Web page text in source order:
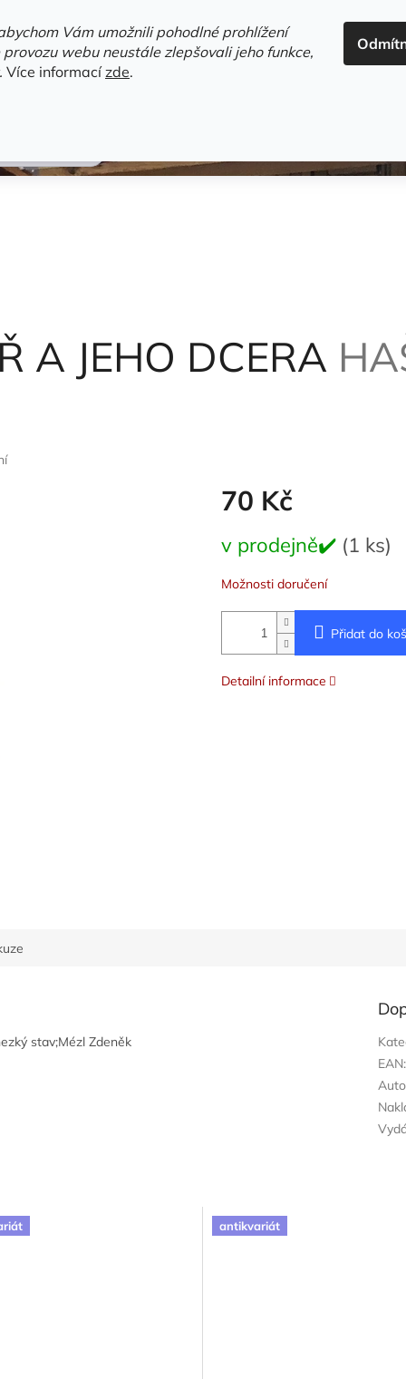
Vám umožnili pohodlné prohlížení
webu neustále zlepšovali jeho funkce,
Více informacízde.
HLEDAT
a ti druzí
A JEHO DCERA
70 Kč
cena:
v prodejně✔️ (1 ks)
Možnosti doručení
Přidat do
Detailní informace
stav;Mézl Zdeněk
EAN:
antikvariát